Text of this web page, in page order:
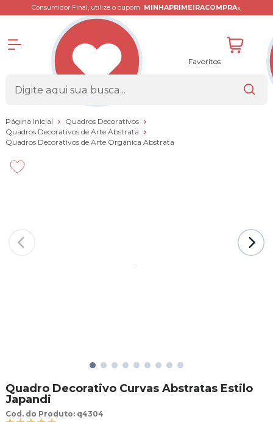
Consumidor Final, utilize o cupom MINHAPRIMEIRACOMPRAx
Favoritos
Página Inicial
Quadros Decorativos
Quadros Decorativos de Arte Abstrata
Quadros Decorativos de Arte Orgânica Abstrata
Quadro Decorativo Curvas Abstratas Estilo
Japandi
Cod. do Produto: q4304